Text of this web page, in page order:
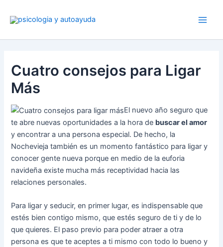
Cuatro consejos para Ligar
Más
El nuevo año seguro que
te abre nuevas oportunidades a la hora de buscar el amor
y encontrar a una persona especial. De hecho, la
Nochevieja también es un momento fantástico para ligar y
conocer gente nueva porque en medio de la euforia
navideña existe mucha más receptividad hacia las
relaciones personales.
Para ligar y seducir, en primer lugar, es indispensable que
estés bien contigo mismo, que estés seguro de ti y de lo
que quieres. El paso previo para poder atraer a otra
persona es que te aceptes a ti mismo con todo lo bueno y